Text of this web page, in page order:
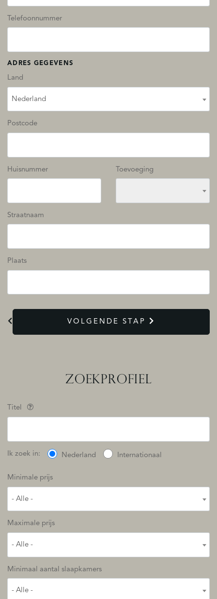
Telefoonnummer
ADRES GEGEVENS
Land
Nederland
Postcode
Huisnummer Toevoeging
Straatnaam
Plaats
VOLGENDE STAP
ZOEKPROFIEL
Titel
Ik zoek in: Nederland Internationaal
Minimale prijs
- Alle -
Maximale prijs
- Alle -
Minimaal aantal slaapkamers
- Alle -